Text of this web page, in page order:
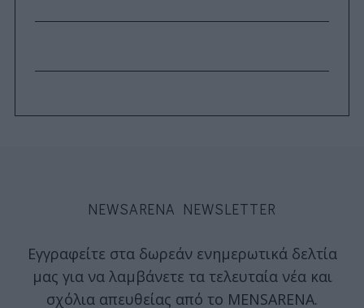
NEWSARENA NEWSLETTER
Εγγραφείτε στα δωρεάν ενημερωτικά δελτία
μας για να λαμβάνετε τα τελευταία νέα και
σχόλια απευθείας από το MENSARENA.